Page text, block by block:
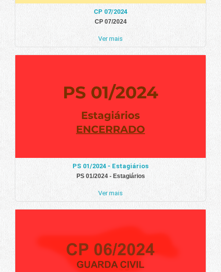
CP 07/2024
CP 07/2024
Ver mais
PS 01/2024 - Estagiários
PS 01/2024 - Estagiários
Ver mais